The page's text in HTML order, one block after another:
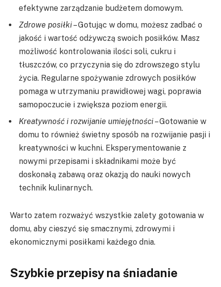
efektywne zarządzanie budżetem domowym.
Zdrowe posiłki– Gotując w domu, możesz zadbać o
jakość i wartość odżywczą swoich posiłków. Masz
możliwość kontrolowania ilości soli, cukru i
tłuszczów, co przyczynia się do zdrowszego stylu
życia. Regularne spożywanie zdrowych posiłków
pomaga w utrzymaniu prawidłowej wagi, poprawia
samopoczucie i zwiększa poziom energii.
Kreatywność i rozwijanie umiejętności– Gotowanie w
domu to również świetny sposób na rozwijanie pasji i
kreatywności w kuchni. Eksperymentowanie z
nowymi przepisami i składnikami może być
doskonałą zabawą oraz okazją do nauki nowych
technik kulinarnych.
Warto zatem rozważyć wszystkie zalety gotowania w
domu, aby cieszyć się smacznymi, zdrowymi i
ekonomicznymi posiłkami każdego dnia.
Szybkie przepisy na śniadanie